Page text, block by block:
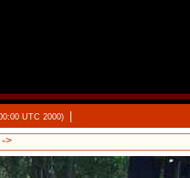
UTC 2000)
>